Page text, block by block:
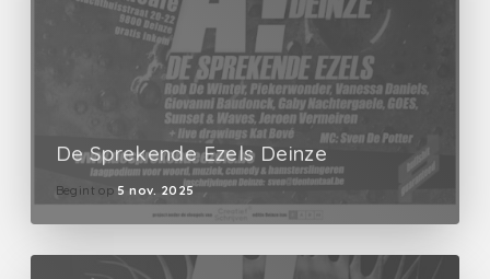
De Sprekende Ezels Deinze
Begint op 5 nov. 2025